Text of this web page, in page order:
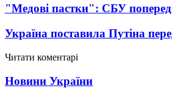
"Медові пастки": СБУ
Україна поставила Путіна
Читати коментарі
Новини України